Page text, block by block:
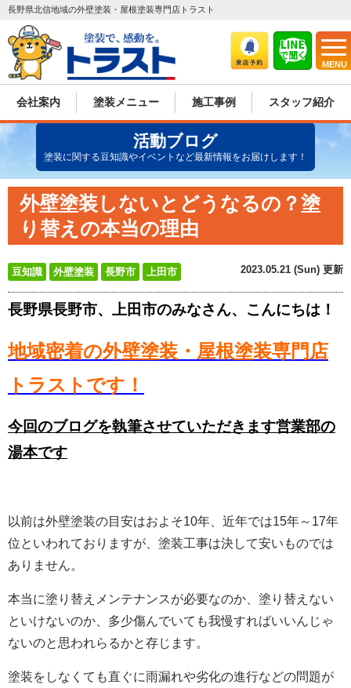
MENU
長野県北信地域の外壁塗装・屋根塗装専門店トラスト
会社案内 塗装メニュー 施工事例 スタッフ紹介
活動ブログ
塗装に関する豆知識やイベントなど最新情報をお届けします！
外壁塗装しないとどうなるの？塗
り替えの本当の理由
豆知識 外壁塗装 長野市 上田市 2023.05.21 (Sun) 更新
長野県長野市、上田市のみなさん、こんにちは！
地域密着の外壁塗装・屋根塗装専門店
トラストです！
今回のブログを執筆させていただきます営業部の
湯本です
以前は外壁塗装の目安はおよそ10年、近年では15年～17年
位といわれておりますが、塗装工事は決して安いものでは
ありません。
本当に塗り替えメンテナンスが必要なのか、塗り替えない
といけないのか、多少傷んでいても我慢すればいいんじゃ
ないのと思われらるかと存じます。
塗装をしなくても直ぐに雨漏れや劣化の進行などの問題が